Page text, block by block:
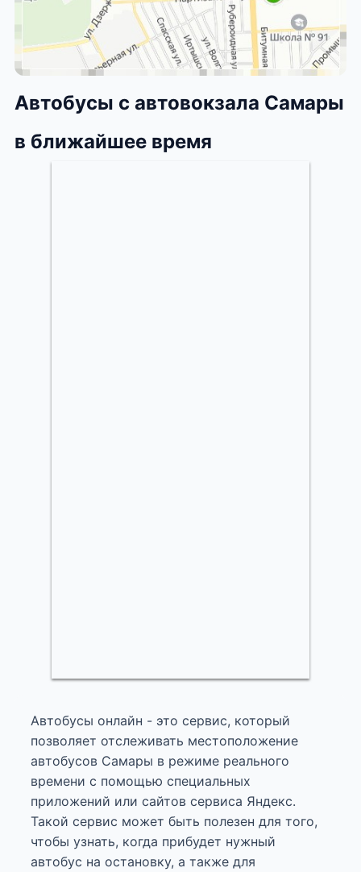
Автобусы с автовокзала Самары
в ближайшее время
Автобусы онлайн - это сервис, который
позволяет отслеживать местоположение
автобусов Самары в режиме реального
времени с помощью специальных
приложений или сайтов сервиса Яндекс.
Такой сервис может быть полезен для того,
чтобы узнать, когда прибудет нужный
автобус на остановку, а также для